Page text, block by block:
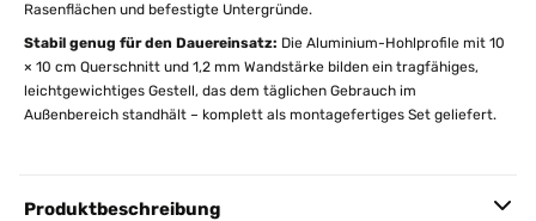
Rasenflächen und befestigte Untergründe.
Stabil genug für den Dauereinsatz: Die Aluminium-Hohlprofile mit 10
× 10 cm Querschnitt und 1,2 mm Wandstärke bilden ein tragfähiges,
leichtgewichtiges Gestell, das dem täglichen Gebrauch im
Außenbereich standhält – komplett als montagefertiges Set geliefert.
Produktbeschreibung